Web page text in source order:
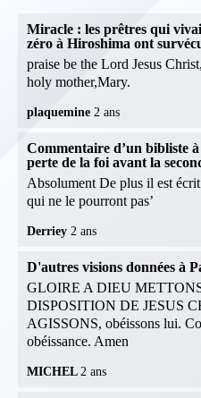
Miracle : les prêtres qui
zéro à Hiroshima ont
praise be the Lord Jesus
holy mother,Mary.
plaquemine 2 ans
Commentaire d’un bibliste
perte de la foi avant la
Absolument De plus il est
qui ne le pourront pas’
Derriey 2 ans
D'autres visions données à
GLOIRE A DIEU
DISPOSITION DE JESUS
AGISSONS, obéissons lui.
obéissance. Amen
MICHEL 2 ans